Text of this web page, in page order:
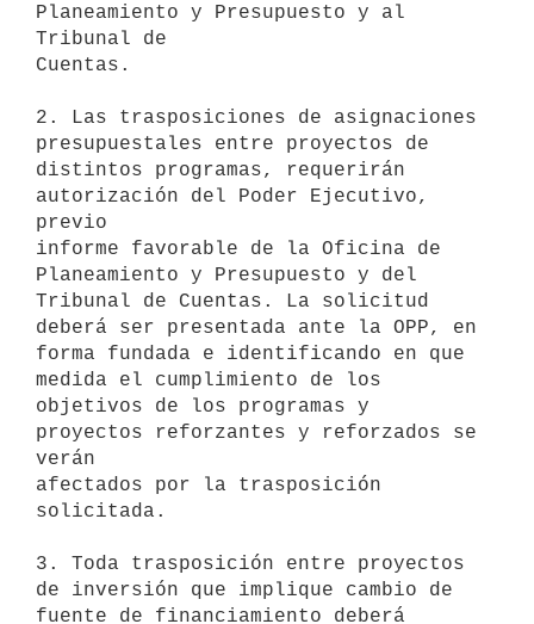
Planeamiento y Presupuesto y al
Tribunal de
Cuentas.
2. Las trasposiciones de asignaciones
presupuestales entre proyectos de
distintos programas, requerirán
autorización del Poder Ejecutivo,
previo
informe favorable de la Oficina de
Planeamiento y Presupuesto y del
Tribunal de Cuentas. La solicitud
deberá ser presentada ante la OPP, en
forma fundada e identificando en que
medida el cumplimiento de los
objetivos de los programas y
proyectos reforzantes y reforzados se
verán
afectados por la trasposición
solicitada.
3. Toda trasposición entre proyectos
de inversión que implique cambio de
fuente de financiamiento deberá